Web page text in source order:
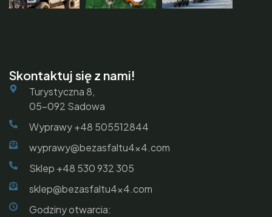
Skontaktuj się z nami!
Turystyczna 8,
05-092 Sadowa
Wyprawy +48 505512844
wyprawy@bezasfaltu4x4.com
Sklep +48 530 932 305
sklep@bezasfaltu4x4.com
Godziny otwarcia: